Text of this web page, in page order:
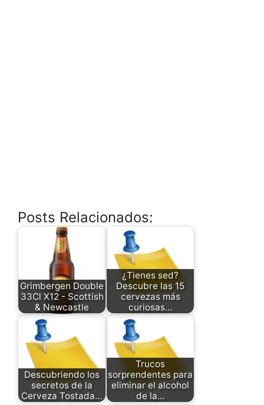
Posts Relacionados:
Grimbergen Double
33Cl X12 - Scottish
& Newcastle
¿Tienes sed?
Descubre las 15
cervezas más
curiosas…
Descubriendo los
secretos de la
Cerveza Tostada…
Trucos
sorprendentes para
eliminar el alcohol
de la…